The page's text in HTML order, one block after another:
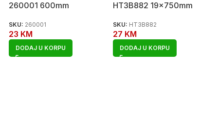
260001 600mm
SKU: 260001
23 KM
DODAJ U KORPU
HT3B882 19x750mm
SKU: HT3B882
27 KM
DODAJ U KORPU